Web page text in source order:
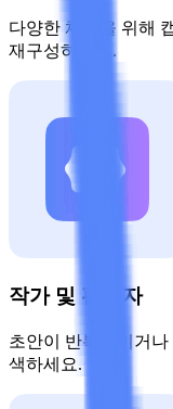
다양한 채널을 위해
재구성하세요.
작가 및 편집자
초안이 반복적이거
색하세요.